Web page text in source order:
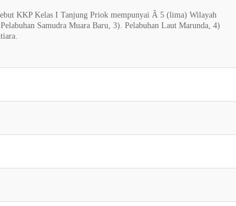
KKP Kelas I Tanjung Priok mempunyai Â 5 (lima) Wilayah
Samudra Muara Baru, 3). Pelabuhan Laut Marunda, 4)